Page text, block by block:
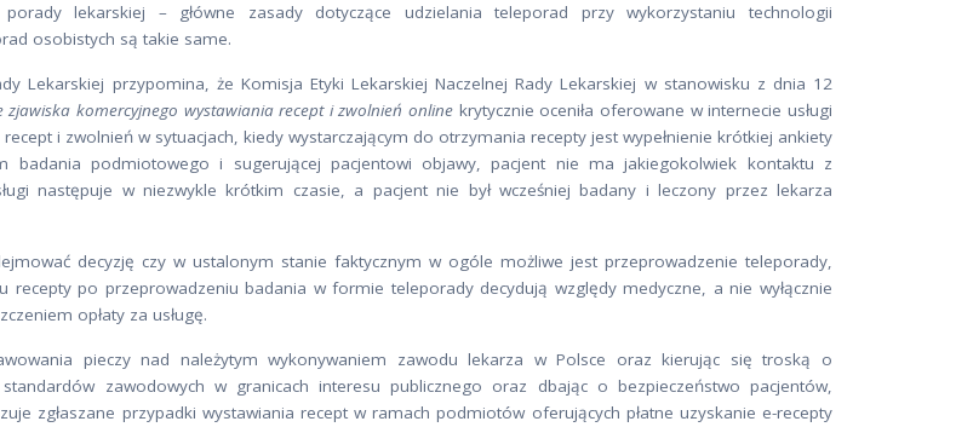
lekarskiej – główne zasady dotyczące udzielania teleporad przy wykorzystaniu technologii
osobistych są takie same.
Lekarskiej przypomina, że Komisja Etyki Lekarskiej Naczelnej Rady Lekarskiej w stanowisku z dnia 12
zjawiska komercyjnego wystawiania recept i zwolnień online krytycznie oceniła oferowane w internecie usługi
i zwolnień w sytuacjach, kiedy wystarczającym do otrzymania recepty jest wypełnienie krótkiej ankiety
badania podmiotowego i sugerującej pacjentowi objawy, pacjent nie ma jakiegokolwiek kontaktu z
następuje w niezwykle krótkim czasie, a pacjent nie był wcześniej badany i leczony przez lekarza
decyzję czy w ustalonym stanie faktycznym w ogóle możliwe jest przeprowadzenie teleporady,
recepty po przeprowadzeniu badania w formie teleporady decydują względy medyczne, a nie wyłącznie
opłaty za usługę.
pieczy nad należytym wykonywaniem zawodu lekarza w Polsce oraz kierując się troską o
standardów zawodowych w granicach interesu publicznego oraz dbając o bezpieczeństwo pacjentów,
zgłaszane przypadki wystawiania recept w ramach podmiotów oferujących płatne uzyskanie e-recepty